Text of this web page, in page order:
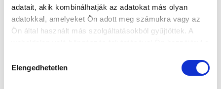
adatait, akik kombinálhatják az adatokat más olyan
adatokkal, amelyeket Ön adott meg számukra vagy az
Ön által használt más szolgáltatásokból gyűjtöttek. A
kiválasztása
Elengedhetetlen